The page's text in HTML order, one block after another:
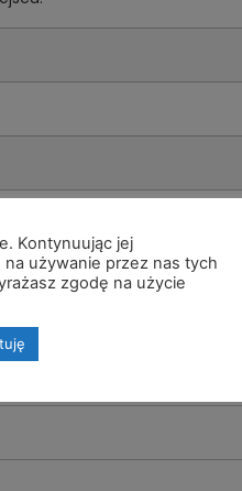
Kontynuując jej
używanie przez nas tych
zgodę na użycie